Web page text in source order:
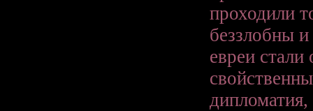
проходили
беззлобны
евреи стали